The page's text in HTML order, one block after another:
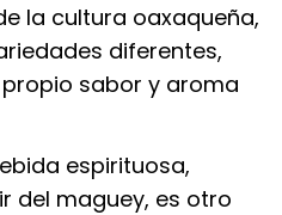
la cultura oaxaqueña,
diferentes,
sabor y aroma
espirituosa,
del maguey, es otro